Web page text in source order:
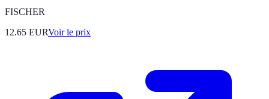
FISCHER
12.65 EURVoir le prix